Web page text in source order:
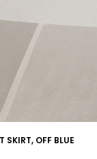
SKIRT, OFF BLUE